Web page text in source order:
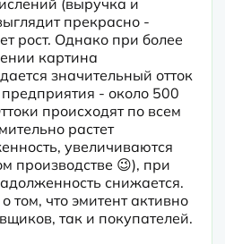
(выручка и
прекрасно -
рост. Однако при более
картина
значительный отток
- около 500
происходят по всем
растет
увеличиваются
производстве 😉), при
снижается.
том, что эмитент активно
так и покупателей.